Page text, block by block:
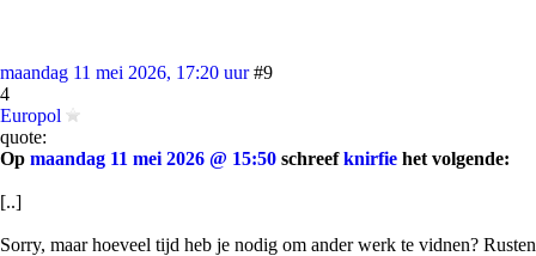
maandag 11 mei 2026, 17:20 uur #9
4
Europol
quote:
Op maandag 11 mei 2026 @ 15:50 schreefknirfie het volgende:
[..]
Sorry, maar hoeveel tijd heb je nodig om ander werk te vidnen? Rusten